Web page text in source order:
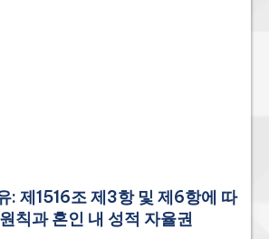
: 제1516조 제3항 및 제6항에 따
칙과 혼인 내 성적 자율권